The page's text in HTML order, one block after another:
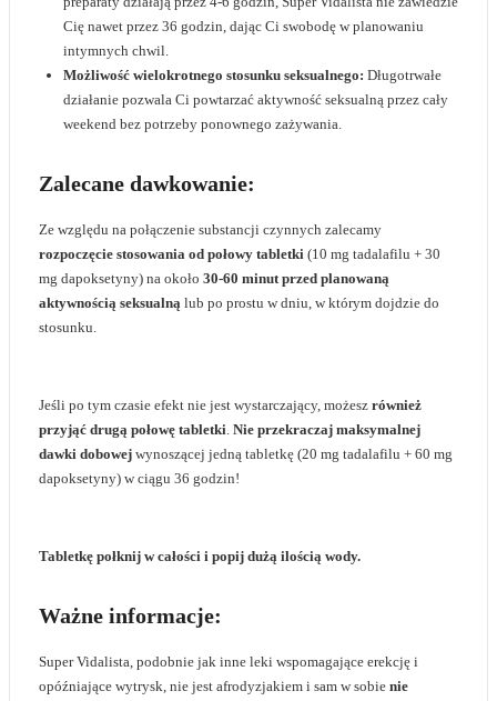
Cię nawet przez 36 godzin, dając Ci swobodę w planowaniu
intymnych chwil.
Możliwość wielokrotnego stosunku seksualnego: Długotrwałe
działanie pozwala Ci powtarzać aktywność seksualną przez cały
weekend bez potrzeby ponownego zażywania.
Zalecane dawkowanie:
Ze względu na połączenie substancji czynnych zalecamy
rozpoczęcie stosowania od połowy tabletki (10 mg tadalafilu + 30
mg dapoksetyny) na około 30-60 minut przed planowaną
aktywnością seksualną lub po prostu w dniu, w którym dojdzie do
stosunku.
Jeśli po tym czasie efekt nie jest wystarczający, możesz również
przyjąć drugą połowę tabletki. Nie przekraczaj maksymalnej
dawki dobowej wynoszącej jedną tabletkę (20 mg tadalafilu + 60 mg
dapoksetyny) w ciągu 36 godzin!
Tabletkę połknij w całości i popij dużą ilością wody.
Ważne informacje:
Super Vidalista, podobnie jak inne leki wspomagające erekcję i
opóźniające wytrysk, nie jest afrodyzjakiem i sam w sobie nie